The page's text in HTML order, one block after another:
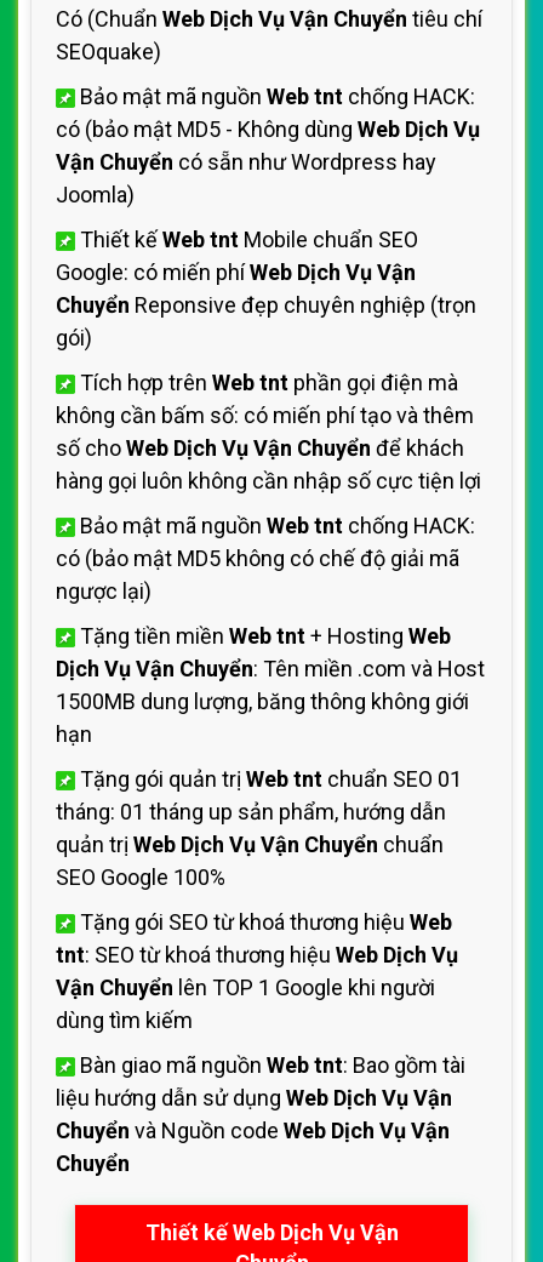
Có (Chuẩn Web Dịch Vụ Vận Chuyển tiêu chí
SEOquake)
Bảo mật mã nguồn Web tnt chống HACK:
có (bảo mật MD5 - Không dùng Web Dịch Vụ
Vận Chuyển có sẵn như Wordpress hay
Joomla)
Thiết kếWeb tnt Mobile chuẩn SEO
Google: có miến phíWeb Dịch Vụ Vận
Chuyển Reponsive đẹp chuyên nghiệp (trọn
gói)
Tích hợp trên Web tnt phần gọi điện mà
không cần bấm số: có miến phí tạo và thêm
số choWeb Dịch Vụ Vận Chuyển để khách
hàng gọi luôn không cần nhập số cực tiện lợi
Bảo mật mã nguồn Web tnt chống HACK:
có (bảo mật MD5 không có chế độ giải mã
ngược lại)
Tặng tiền miền Web tnt+ Hosting Web
Dịch Vụ Vận Chuyển: Tên miền .com và Host
1500MB dung lượng, băng thông không giới
hạn
Tặng gói quản trị Web tnt chuẩn SEO 01
tháng: 01 tháng up sản phẩm, hướng dẫn
quản trị Web Dịch Vụ Vận Chuyển chuẩn
SEO Google 100%
Tặng gói SEO từ khoá thương hiệu Web
tnt: SEO từ khoá thương hiệu Web Dịch Vụ
Vận Chuyển lên TOP 1 Google khi người
dùng tìm kiếm
Bàn giao mã nguồn Web tnt: Bao gồm tài
liệu hướng dẫn sử dụng Web Dịch Vụ Vận
Chuyển và Nguồn code Web Dịch Vụ Vận
Chuyển
Thiết kế Web Dịch Vụ Vận